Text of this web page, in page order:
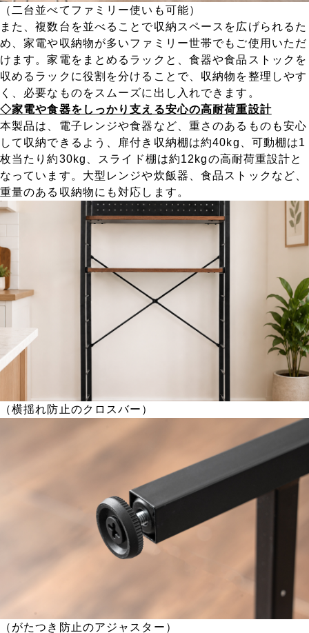
（二台並べてファミリー使いも可能）
また、複数台を並べることで収納スペースを広げられるた
め、家電や収納物が多いファミリー世帯でもご使用いただ
けます。家電をまとめるラックと、食器や食品ストックを
収めるラックに役割を分けることで、収納物を整理しやす
く、必要なものをスムーズに出し入れできます。
◇家電や食器をしっかり支える安心の高耐荷重設計
本製品は、電子レンジや食器など、重さのあるものも安心
して収納できるよう、扉付き収納棚は約40kg、可動棚は1
枚当たり約30kg、スライド棚は約12kgの高耐荷重設計と
なっています。大型レンジや炊飯器、食品ストックなど、
重量のある収納物にも対応します。
（横揺れ防止のクロスバー）
（がたつき防止のアジャスター）